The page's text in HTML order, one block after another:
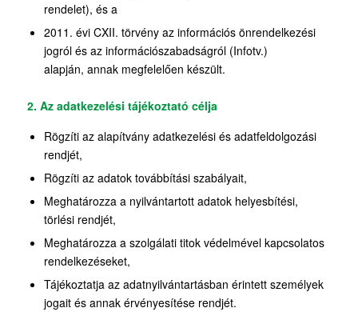
rendelet), és a
2011. évi CXII. törvény az információs önrendelkezési
jogról és az információszabadságról (Infotv.)
alapján, annak megfelelően készült.
2. Az adatkezelési tájékoztató célja
Rögzíti az alapítvány adatkezelési és adatfeldolgozási
rendjét,
Rögzíti az adatok továbbítási szabályait,
Meghatározza a nyilvántartott adatok helyesbítési,
törlési rendjét,
Meghatározza a szolgálati titok védelmével kapcsolatos
rendelkezéseket,
Tájékoztatja az adatnyilvántartásban érintett személyek
jogait és annak érvényesítése rendjét.